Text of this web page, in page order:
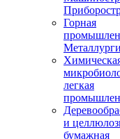
Горная
легкая
и
бумажная